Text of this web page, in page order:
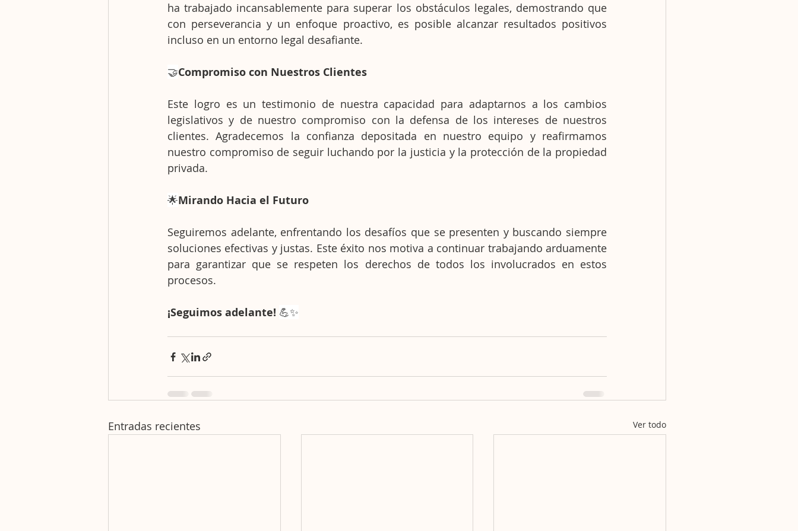
ha trabajado incansablemente para superar los obstáculos legales, demostrando que
con perseverancia y un enfoque proactivo, es posible alcanzar resultados positivos
incluso en un entorno legal desafiante.
🤝Compromiso con Nuestros Clientes
Este logro es un testimonio de nuestra capacidad para adaptarnos a los cambios
legislativos y de nuestro compromiso con la defensa de los intereses de nuestros
clientes. Agradecemos la confianza depositada en nuestro equipo y reafirmamos
nuestro compromiso de seguir luchando por la justicia y la protección de la propiedad
privada.
🌟Mirando Hacia el Futuro
Seguiremos adelante, enfrentando los desafíos que se presenten y buscando siempre
soluciones efectivas y justas. Este éxito nos motiva a continuar trabajando arduamente
para garantizar que se respeten los derechos de todos los involucrados en estos
procesos.
¡Seguimos adelante! 💪✨
Entradas recientes Ver todo